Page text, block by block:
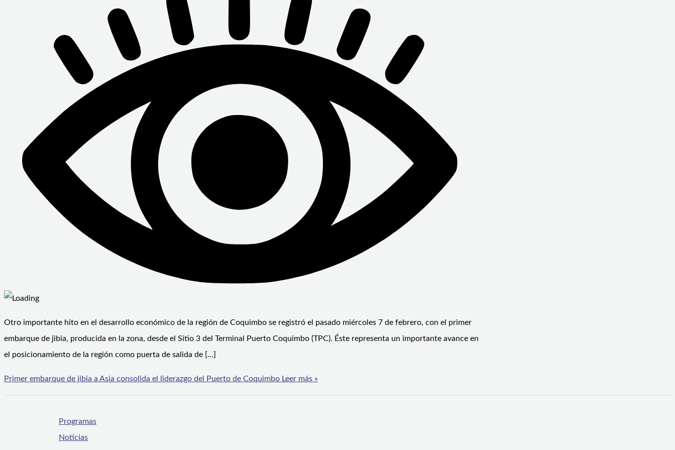
Otro importante hito en el desarrollo económico de la región de Coquimbo se registró el pasado miércoles 7 de febrero, con el primer
embarque de jibia, producida en la zona, desde el Sitio 3 del Terminal Puerto Coquimbo (TPC). Éste representa un importante avance en
el posicionamiento de la región como puerta de salida de […]
Primer embarque de jibia a Asia consolida el liderazgo del Puerto de Coquimbo Leer más »
Programas
Noticias